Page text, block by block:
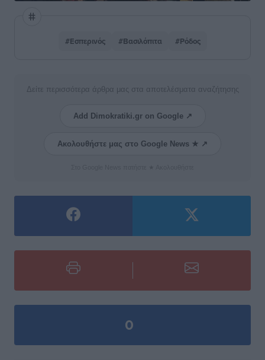
#Εσπερινός #Βασιλόπιτα #Ρόδος
Δείτε περισσότερα άρθρα μας στα αποτελέσματα αναζήτησης
Add Dimokratiki.gr on Google ↗
Ακολουθήστε μας στο Google News ★ ↗
0